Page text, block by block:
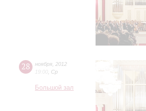
28 ноября 2012
19:00 Ср
Большой зал